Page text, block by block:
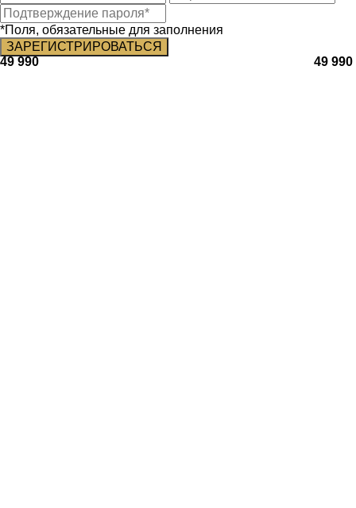
49 990 49 990
*Поля, обязательные для заполнения